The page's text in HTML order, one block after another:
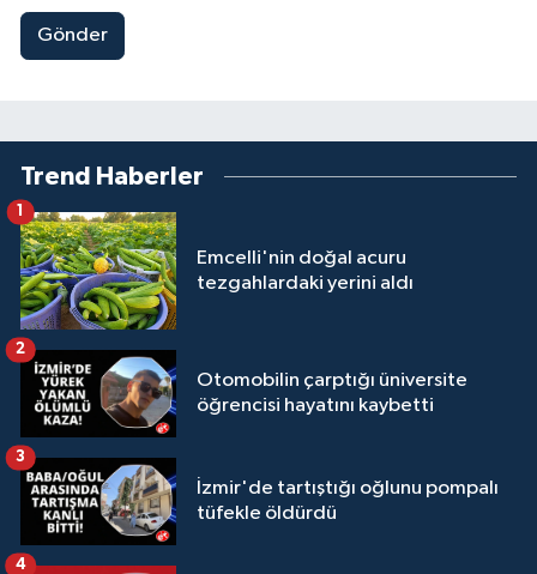
Gönder
Trend Haberler
Emcelli'nin doğal acuru
tezgahlardaki yerini aldı
1
Otomobilin çarptığı üniversite
öğrencisi hayatını kaybetti
2
İzmir'de tartıştığı oğlunu pompalı
tüfekle öldürdü
3
4